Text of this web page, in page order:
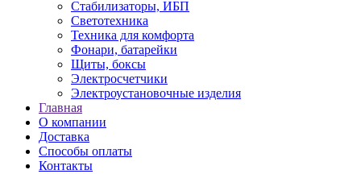
Стабилизаторы, ИБП
Светотехника
Техника для комфорта
Фонари, батарейки
Щиты, боксы
Электросчетчики
Электроустановочные изделия
Главная
О компании
Доставка
Способы оплаты
Контакты